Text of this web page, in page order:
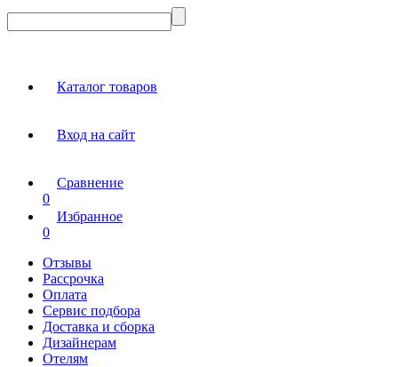
Каталог товаров
Вход на сайт
Сравнение
0
Избранное
0
Отзывы
Рассрочка
Оплата
Сервис подбора
Доставка и сборка
Дизайнерам
Отелям